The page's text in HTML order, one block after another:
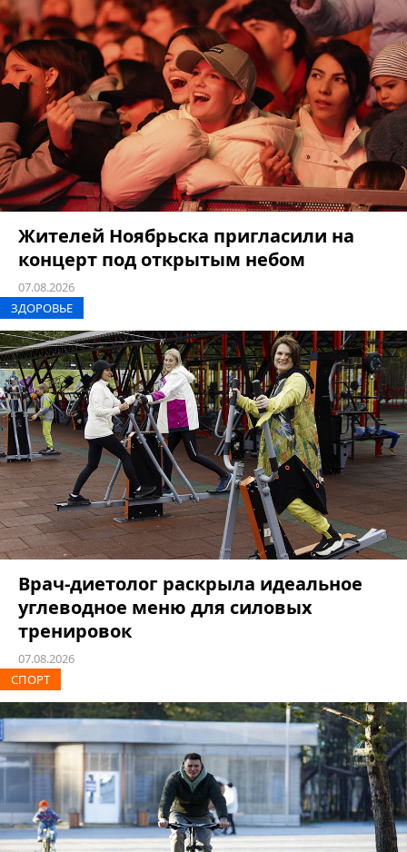
Жителей Ноябрьска пригласили на
концерт под открытым небом
07.08.2026
ЗДОРОВЬЕ
Врач-диетолог раскрыла идеальное
углеводное меню для силовых
тренировок
07.08.2026
СПОРТ